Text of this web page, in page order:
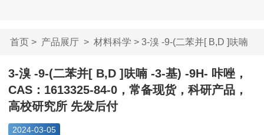
首页> 产品展厅> 材料科学 > 3-溴 -9-(二苯并[ B,D ]呋喃
-...
3-溴 -9-(二苯并[ B,D ]呋喃 -3-基) -9H- 咔唑，
CAS：1613325-84-0，常备现货，科研产品，
高校研究所 先发后付
2024-03-05